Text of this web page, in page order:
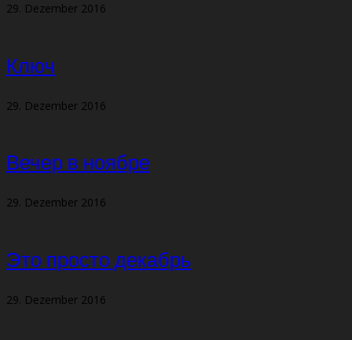
29. Dezember 2016
Ключ
29. Dezember 2016
Вечер в ноябре
29. Dezember 2016
Это просто декабрь
29. Dezember 2016